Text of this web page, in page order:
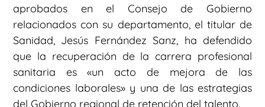
aprobados en el Consejo de Gobierno
relacionados con su departamento, el titular de
Sanidad, Jesús Fernández Sanz, ha defendido
que la recuperación de la carrera profesional
sanitaria es «un acto de mejora de las
condiciones laborales» y una de las estrategias
del Gobierno regional de retención del talento.